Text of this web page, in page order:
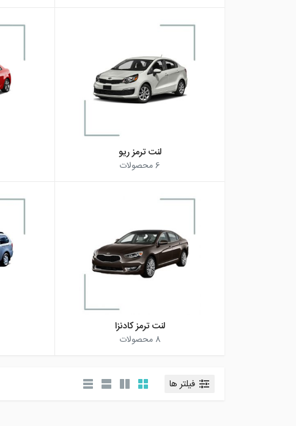
لنت ترمز ریو
6محصولات
لنت ترمز کادنزا
8 محصولات
فیلتر ها